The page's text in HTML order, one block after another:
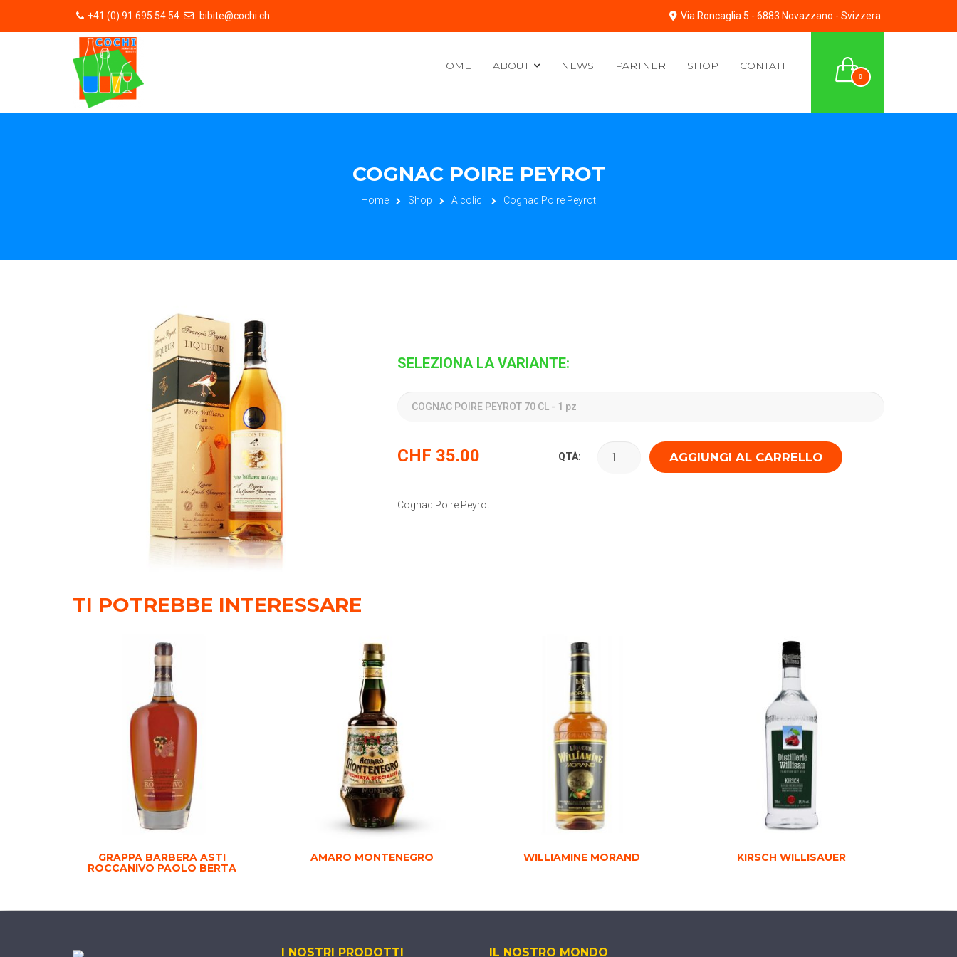
+41 (0) 91 695 54 54 bibite@cochi.ch Via Roncaglia 5 - 6883 Novazzano - Svizzera
0
HOME ABOUT NEWS PARTNER SHOP CONTATTI
COGNAC POIRE PEYROT
Home Shop Alcolici Cognac Poire Peyrot
SELEZIONA LA VARIANTE:
CHF 35.00 QTÀ: AGGIUNGI AL CARRELLO
Cognac Poire Peyrot
TI POTREBBE INTERESSARE
GRAPPA BARBERA ASTI
ROCCANIVO PAOLO BERTA
AMARO MONTENEGRO WILLIAMINE MORAND KIRSCH WILLISAUER
I NOSTRI PRODOTTI IL NOSTRO MONDO